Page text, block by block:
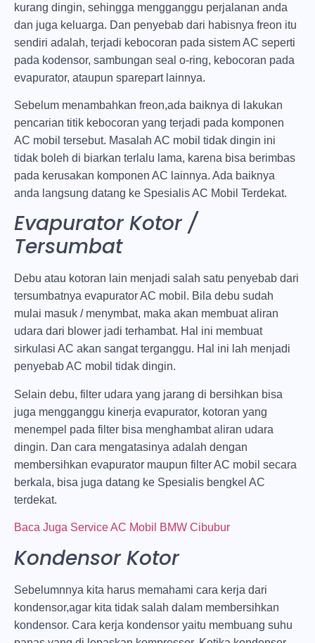
kurang dingin, sehingga mengganggu perjalanan anda
dan juga keluarga. Dan penyebab dari habisnya freon itu
sendiri adalah, terjadi kebocoran pada sistem AC seperti
pada kodensor, sambungan seal o-ring, kebocoran pada
evapurator, ataupun sparepart lainnya.
Sebelum menambahkan freon,ada baiknya di lakukan
pencarian titik kebocoran yang terjadi pada komponen
AC mobil tersebut. Masalah AC mobil tidak dingin ini
tidak boleh di biarkan terlalu lama, karena bisa berimbas
pada kerusakan komponen AC lainnya. Ada baiknya
anda langsung datang ke Spesialis AC Mobil Terdekat.
Evapurator Kotor /
Tersumbat
Debu atau kotoran lain menjadi salah satu penyebab dari
tersumbatnya evapurator AC mobil. Bila debu sudah
mulai masuk / menymbat, maka akan membuat aliran
udara dari blower jadi terhambat. Hal ini membuat
sirkulasi AC akan sangat terganggu. Hal ini lah menjadi
penyebab AC mobil tidak dingin.
Selain debu, filter udara yang jarang di bersihkan bisa
juga mengganggu kinerja evapurator, kotoran yang
menempel pada filter bisa menghambat aliran udara
dingin. Dan cara mengatasinya adalah dengan
membersihkan evapurator maupun filter AC mobil secara
berkala, bisa juga datang ke Spesialis bengkel AC
terdekat.
Baca Juga Service AC Mobil BMW Cibubur
Kondensor Kotor
Sebelumnnya kita harus memahami cara kerja dari
kondensor,agar kita tidak salah dalam membersihkan
kondensor. Cara kerja kondensor yaitu membuang suhu